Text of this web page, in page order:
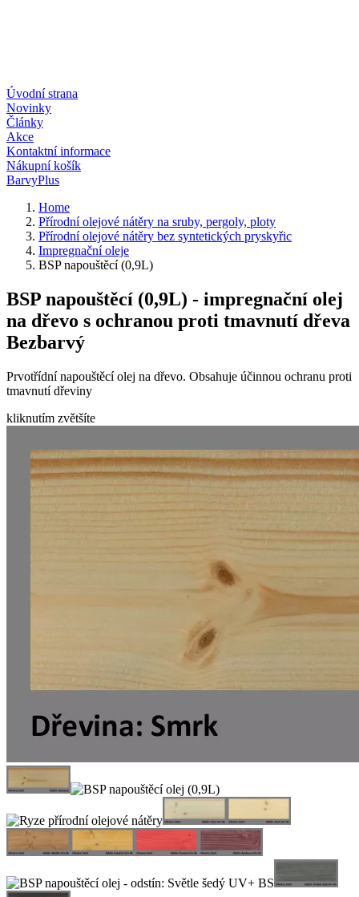
Úvodní strana
Novinky
Články
Akce
Kontaktní informace
Nákupní košík
BarvyPlus
Home
Přírodní olejové nátěry na sruby, pergoly, ploty
Přírodní olejové nátěry bez syntetických pryskyřic
Impregnační oleje
BSP napouštěcí (0,9L)
BSP napouštěcí (0,9L) - impregnační olej
na dřevo s ochranou proti tmavnutí dřeva
Bezbarvý
Prvotřídní napouštěcí olej na dřevo. Obsahuje účinnou ochranu proti
tmavnutí dřeviny
kliknutím zvětšíte